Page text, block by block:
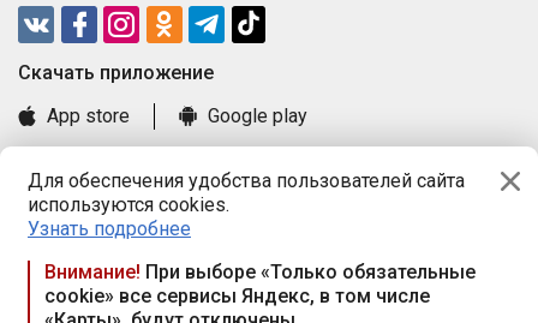
Для обеспечения удобства пользователей сайта
используются cookies.
Узнать подробнее
Внимание! При выборе «Только обязательные
cookie» все сервисы Яндекс, в том числе
Cкачать приложение
App store
Google play
Книга замечаний и предложений
Правила и документы
Praca.by © 2000—2026, ООО «ПРАЦА БАЙ»
Республика Беларусь, 220114, г. Минск, пр-т Независимости
117а, пом. № 9.